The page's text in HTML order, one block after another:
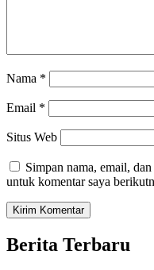
Nama *
Email *
Situs Web
Simpan nama, email,
untuk komentar saya
Berita Terbaru